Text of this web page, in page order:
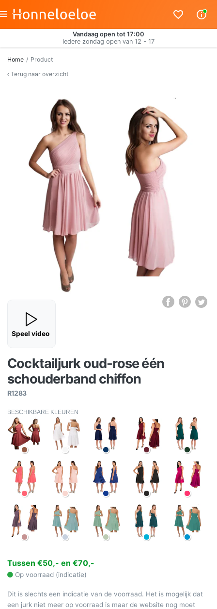
Vandaag open tot 17:00
Iedere zondag open van 12 - 17
Home
Product
Terug naar overzicht
Speel video
Cocktailjurk oud-rose één
schouderband chiffon
R1283
BESCHIKBARE KLEUREN
Tussen €50,- en €70,-
Op voorraad (indicatie)
Dit is slechts een indicatie van de voorraad. Het is mogelijk dat
een jurk niet meer op voorraad is maar de website nog moet